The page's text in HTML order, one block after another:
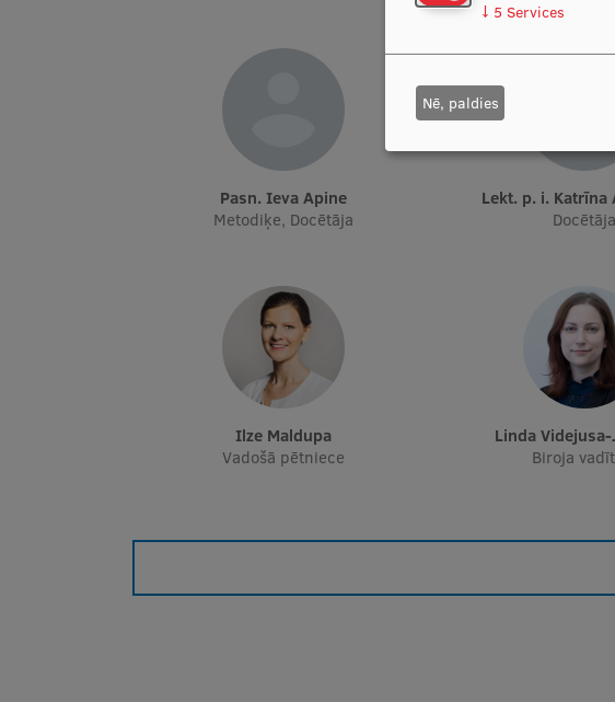
Pasn. Ieva Apine
Metodiķe, Docētāja
Lekt. p. i.
Docētāja
Ilze Maldupa
Vadošā pētniece
Linda
Biroja
↓ 5 Services
Nē, paldies